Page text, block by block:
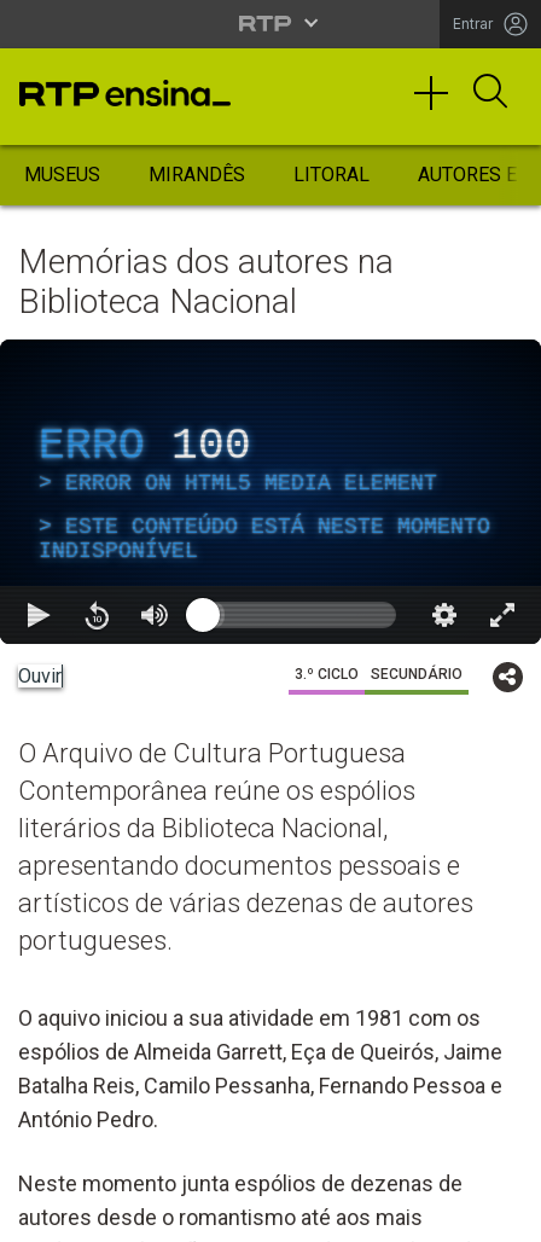
Entrar
MUSEUS MIRANDÊS LITORAL AUTORES
Memórias dos autores na
Biblioteca Nacional
ERRO 100
ERROR ON HTML5 MEDIA ELEMENT
ESTE CONTEÚDO ESTÁ NESTE MOMENTO
INDISPONÍVEL
Ouvir 3.º CICLO SECUNDÁRIO
O Arquivo de Cultura Portuguesa
Contemporânea reúne os espólios
literários da Biblioteca Nacional,
apresentando documentos pessoais e
artísticos de várias dezenas de autores
portugueses.
O aquivo iniciou a sua atividade em 1981 com os
espólios de Almeida Garrett, Eça de Queirós, Jaime
Batalha Reis, Camilo Pessanha, Fernando Pessoa e
António Pedro.
Neste momento junta espólios de dezenas de
autores desde o romantismo até aos mais